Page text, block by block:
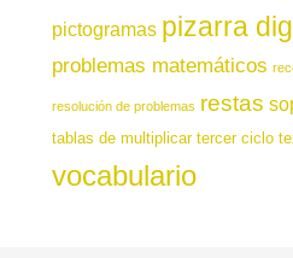
pictogramas pizarra
problemas matemáticos
resolución de problemas restas
tablas de multiplicar tercer ciclo
vocabulario